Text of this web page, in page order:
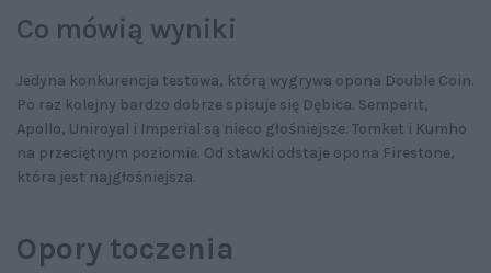
Co mówią wyniki
Jedyna konkurencja testowa, którą wygrywa opona Double Coin.
Po raz kolejny bardzo dobrze spisuje się Dębica. Semperit,
Apollo, Uniroyal i Imperial są nieco głośniejsze. Tomket i Kumho
na przeciętnym poziomie. Od stawki odstaje opona Firestone,
która jest najgłośniejsza.
Opory toczenia